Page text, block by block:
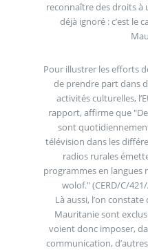
reconnaître des droits à
déjà ignoré : c’est le
Pour illustrer les efforts
de prendre part dans
activités culturelles,
rapport, affirme que
sont
télévision dans les
radios rurales
programmes en langues
wolof." (CERD/C/
Là aussi, l’on
Mauritanie sont
voient donc imposer,
communication,